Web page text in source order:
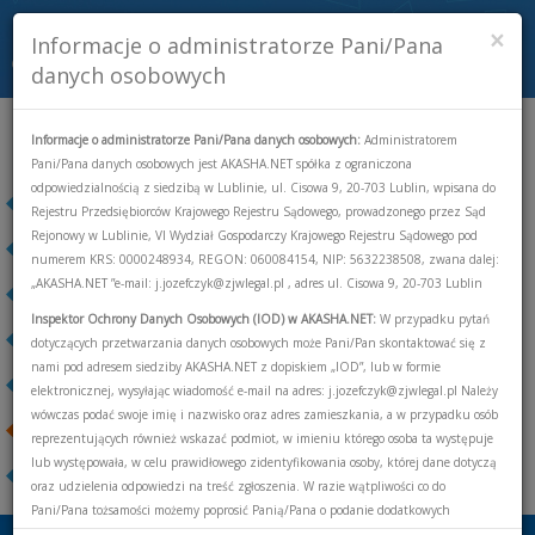
Toggle
Kontakt
Zadzwoń do nas
Odwiedź nas
Napisz do nas
Dane adresowe
Wskaźniki jakości
Dokumenty
Ogłoszenia
×
Informacje o administratorze Pani/Pana
danych osobowych
Informacje o administratorze Pani/Pana danych osobowych: Administratorem
Pani/Pana danych osobowych jest AKASHA.NET spółka z ograniczona
odpowiedzialnością z siedzibą w Lublinie, ul. Cisowa 9, 20-703 Lublin, wpisana do
Rejestru Przedsiębiorców Krajowego Rejestru Sądowego, prowadzonego przez Sąd
Rejonowy w Lublinie, VI Wydział Gospodarczy Krajowego Rejestru Sądowego pod
numerem KRS: 0000248934, REGON: 060084154, NIP: 5632238508, zwana dalej:
„AKASHA.NET ”e-mail: j.jozefczyk@zjwlegal.pl , adres ul. Cisowa 9, 20-703 Lublin
Inspektor Ochrony Danych Osobowych (IOD) w AKASHA.NET: W przypadku pytań
dotyczących przetwarzania danych osobowych może Pani/Pan skontaktować się z
nami pod adresem siedziby AKASHA.NET z dopiskiem „IOD”, lub w formie
elektronicznej, wysyłając wiadomość e-mail na adres: j.jozefczyk@zjwlegal.pl Należy
wówczas podać swoje imię i nazwisko oraz adres zamieszkania, a w przypadku osób
reprezentujących również wskazać podmiot, w imieniu którego osoba ta występuje
lub występowała, w celu prawidłowego zidentyfikowania osoby, której dane dotyczą
oraz udzielenia odpowiedzi na treść zgłoszenia. W razie wątpliwości co do
Pani/Pana tożsamości możemy poprosić Panią/Pana o podanie dodatkowych